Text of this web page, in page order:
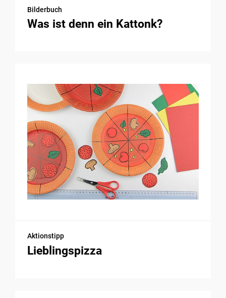
Bilderbuch
Was ist denn ein Kattonk?
Aktionstipp
Lieblingspizza